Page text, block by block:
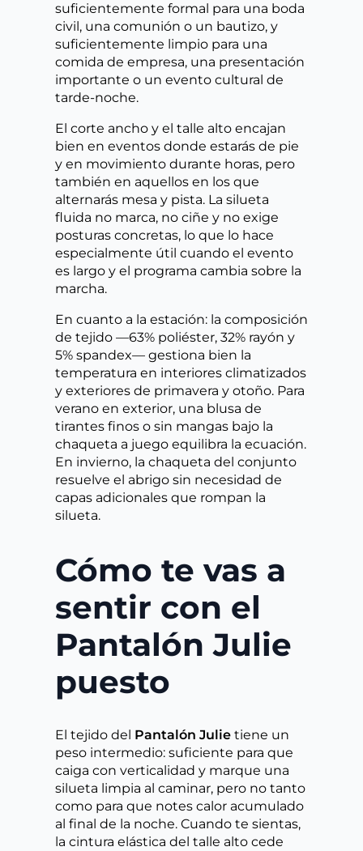
suficientemente formal para una boda
civil, una comunión o un bautizo, y
suficientemente limpio para una
comida de empresa, una presentación
importante o un evento cultural de
tarde-noche.
El corte ancho y el talle alto encajan
bien en eventos donde estarás de pie
y en movimiento durante horas, pero
también en aquellos en los que
alternarás mesa y pista. La silueta
fluida no marca, no ciñe y no exige
posturas concretas, lo que lo hace
especialmente útil cuando el evento
es largo y el programa cambia sobre la
marcha.
En cuanto a la estación: la composición
de tejido —63% poliéster, 32% rayón y
5% spandex— gestiona bien la
temperatura en interiores climatizados
y exteriores de primavera y otoño. Para
verano en exterior, una blusa de
tirantes finos o sin mangas bajo la
chaqueta a juego equilibra la ecuación.
En invierno, la chaqueta del conjunto
resuelve el abrigo sin necesidad de
capas adicionales que rompan la
silueta.
Cómo te vas a
sentir con el
Pantalón Julie
puesto
El tejido del Pantalón Julie tiene un
peso intermedio: suficiente para que
caiga con verticalidad y marque una
silueta limpia al caminar, pero no tanto
como para que notes calor acumulado
al final de la noche. Cuando te sientas,
la cintura elástica del talle alto cede